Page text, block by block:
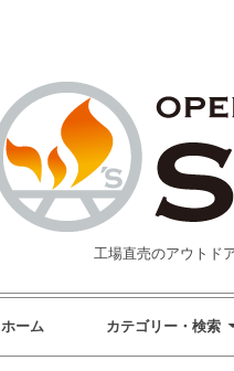
工場直売のアウト
ホーム カテゴリー・検索